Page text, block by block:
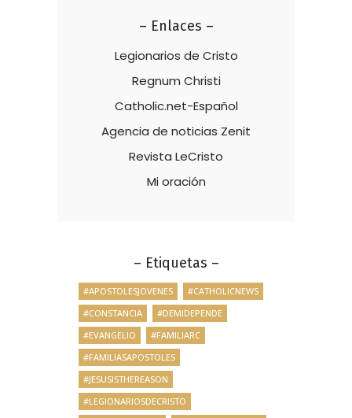
– Enlaces –
Legionarios de Cristo
Regnum Christi
Catholic.net-Español
Agencia de noticias Zenit
Revista LeCristo
Mi oración
– Etiquetas –
#APOSTOLESJOVENES
#CATHOLICNEWS
#CONSTANCIA
#DEMIDEPENDE
#EVANGELIO
#FAMILIARC
#FAMILIASAPOSTOLES
#JESUSISTHEREASON
#LEGIONARIOSDECRISTO